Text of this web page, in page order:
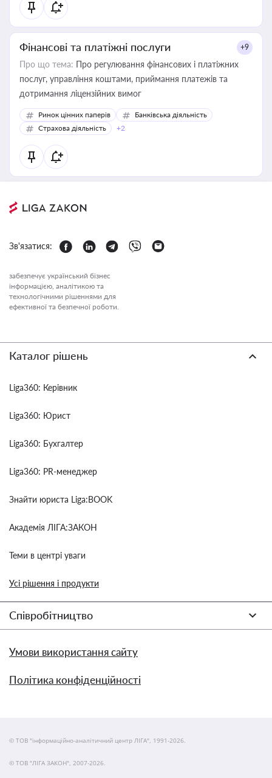
Фінансові та платіжні послуги +9
Про що тема: Про регулювання фінансових і платіжних
послуг, управління коштами, приймання платежів та
дотримання ліцензійних вимог
Ринок цінних паперів
Банківська діяльність
Страхова діяльність
+2
Зв'язатися:
забезпечує український бізнес
інформацією, аналітикою та
технологічними рішеннями для
ефективної та безпечної роботи.
Каталог рішень
Liga360: Керівник
Liga360: Юрист
Liga360: Бухгалтер
Liga360: PR-менеджер
Знайти юриста Liga:BOOK
Академія ЛІГА:ЗАКОН
Теми в центрі уваги
Усі рішення і продукти
Співробітництво
Умови використання сайту
Політика конфіденційності
© ТОВ "інформаційно-аналітичний центр ЛІГА", 1991-2026.
© ТОВ "ЛІГА ЗАКОН", 2007-2026.